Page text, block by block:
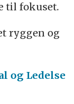
til fokuset.
ryggen og
og Ledelse